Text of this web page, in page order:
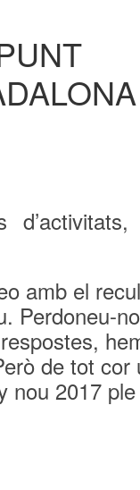
d’activitats,
amb el
Perdoneu-
de tot cor
nou 2017